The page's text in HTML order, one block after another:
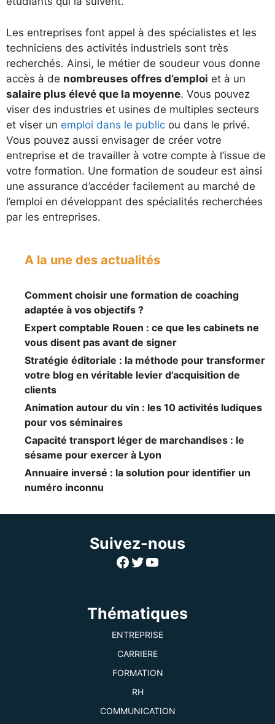
Les entreprises font appel à des spécialistes et les
techniciens des activités industriels sont très
recherchés. Ainsi, le métier de soudeur vous donne
accès à de nombreuses offres d’emploi et à un
salaire plus élevé que la moyenne. Vous pouvez
viser des industries et usines de multiples secteurs
et viser un emploi dans le public ou dans le privé.
Vous pouvez aussi envisager de créer votre
entreprise et de travailler à votre compte à l’issue de
votre formation. Une formation de soudeur est ainsi
une assurance d’accéder facilement au marché de
l’emploi en développant des spécialités recherchées
par les entreprises.
A la une des actualités
Comment choisir une formation de coaching
adaptée à vos objectifs ?
Expert comptable Rouen : ce que les cabinets ne
vous disent pas avant de signer
Stratégie éditoriale : la méthode pour transformer
votre blog en véritable levier d’acquisition de
clients
Animation autour du vin : les 10 activités ludiques
pour vos séminaires
Capacité transport léger de marchandises : le
sésame pour exercer à Lyon
Annuaire inversé : la solution pour identifier un
numéro inconnu
Suivez-nous
Facebook
Twitter
YouTube
Thématiques
ENTREPRISE
CARRIERE
FORMATION
RH
COMMUNICATION